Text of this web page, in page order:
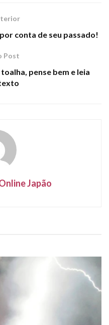
conta de seu passado!
Post
pense bem e leia
Japão